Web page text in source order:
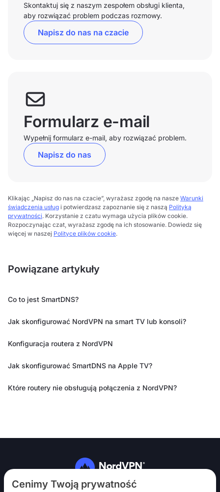
Cenimy Twoją prywatność
Skontaktuj się z naszym zespołem obsługi klienta,
aby rozwiązać problem podczas rozmowy.
Napisz do nas na czacie
Formularz e-mail
Wypełnij formularz e-mail, aby rozwiązać problem.
Napisz do nas
Klikając „Napisz do nas na czacie”, wyrażasz zgodę na nasze Warunki
świadczenia usług i potwierdzasz zapoznanie się z naszą Polityką
prywatności. Korzystanie z czatu wymaga użycia plików cookie.
Rozpoczynając czat, wyrażasz zgodę na ich stosowanie. Dowiedz się
więcej w naszej Polityce plików cookie.
Powiązane artykuły
Co to jest SmartDNS?
Jak skonfigurować NordVPN na smart TV lub konsoli?
Konfiguracja routera z NordVPN
Jak skonfigurować SmartDNS na Apple TV?
Które routery nie obsługują połączenia z NordVPN?
Obserwuj nas